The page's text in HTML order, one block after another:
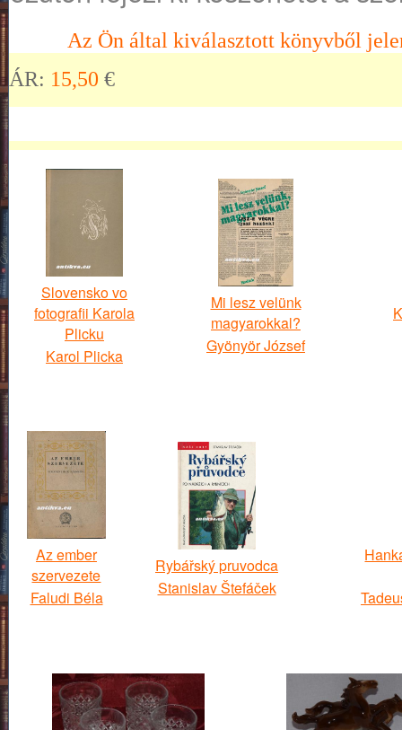
Az Ön által kiválasztott könyvből
ÁR: 15,50 €
Slovensko vo
fotografii Karola
Plicku
Karol Plicka
Mi lesz velünk
magyarokkal?
Gyönyör József
Az ember
szervezete
Faludi Béla
Rybářský pruvodca
Stanislav Štefáček